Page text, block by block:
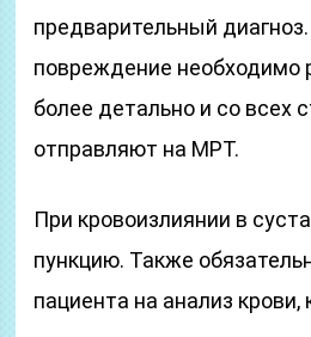
предварительный
повреждение необходимо
более детально и со всех
отправляют на МРТ.
При кровоизлиянии в
пункцию. Также
пациента на анализ